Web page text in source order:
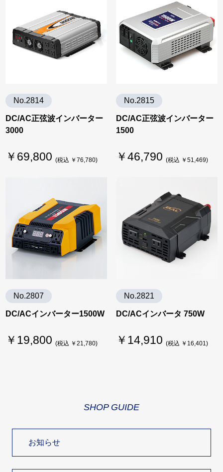
No.2814
DC/AC正弦波インバーター
3000
￥69,800 (税込 ￥76,780)
No.2815
DC/AC正弦波インバーター
1500
￥46,790 (税込 ￥51,469)
No.2807
DC/ACインバーター1500W
￥19,800 (税込 ￥21,780)
No.2821
DC/ACインバータ 750W
￥14,910 (税込 ￥16,401)
SHOP GUIDE
お知らせ